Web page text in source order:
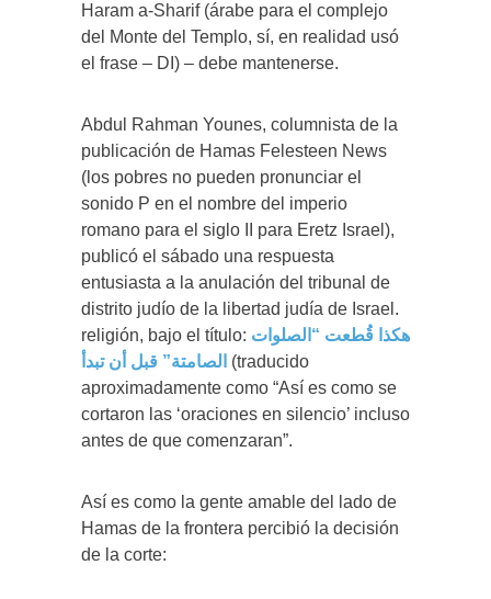
Haram a-Sharif (árabe para el complejo
del Monte del Templo, sí, en realidad usó
el frase – DI) – debe mantenerse.
Abdul Rahman Younes, columnista de la
publicación de Hamas Felesteen News
(los pobres no pueden pronunciar el
sonido P en el nombre del imperio
romano para el siglo II para Eretz Israel),
publicó el sábado una respuesta
entusiasta a la anulación del tribunal de
distrito judío de la libertad judía de Israel.
religión, bajo el título: هكذا قُطعت “الصلوات
الصامتة” قبل أن تبدأ (traducido
aproximadamente como “Así es como se
cortaron las ‘oraciones en silencio’ incluso
antes de que comenzaran”.
Así es como la gente amable del lado de
Hamas de la frontera percibió la decisión
de la corte: